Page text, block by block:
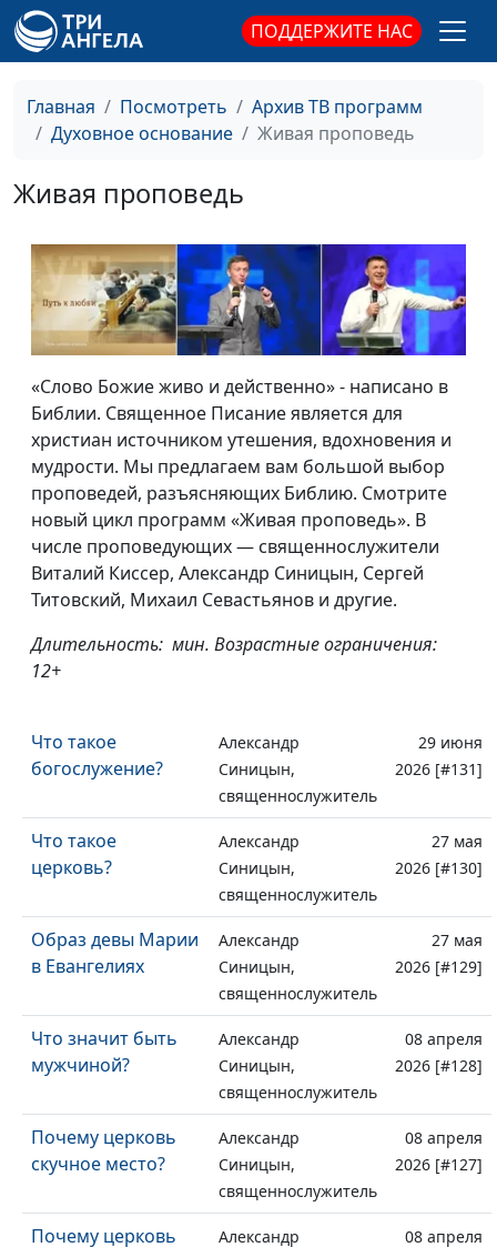
ПОДДЕРЖИТЕ НАС
Главная Посмотреть
Архив ТВ программ
Духовное основание
Живая проповедь
Живая проповедь
«Слово Божие живо и действенно» - написано в
Библии. Священное Писание является для
христиан источником утешения, вдохновения и
мудрости. Мы предлагаем вам большой выбор
проповедей, разъясняющих Библию. Смотрите
новый цикл программ «Живая проповедь». В
числе проповедующих — священнослужители
Виталий Киссер, Александр Синицын, Сергей
Титовский, Михаил Севастьянов и другие.
Длительность: мин. Возрастные ограничения:
12+
Что такое
богослужение?
Александр
Синицын,
священнослужитель
29 июня
2026 [#131]
Что такое
церковь?
Александр
Синицын,
священнослужитель
27 мая
2026 [#130]
Образ девы Марии
в Евангелиях
Александр
Синицын,
священнослужитель
27 мая
2026 [#129]
Что значит быть
мужчиной?
Александр
Синицын,
священнослужитель
08 апреля
2026 [#128]
Почему церковь
скучное место?
Александр
Синицын,
священнослужитель
08 апреля
2026 [#127]
Почему церковь
Александр
08 апреля